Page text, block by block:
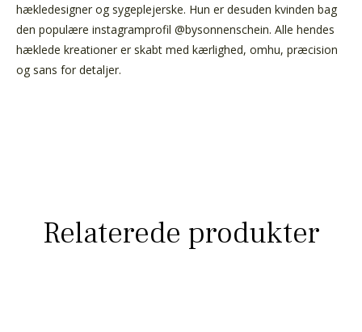
hækledesigner og sygeplejerske. Hun er desuden kvinden bag
den populære instagramprofil @bysonnenschein. Alle hendes
hæklede kreationer er skabt med kærlighed, omhu, præcision
og sans for detaljer.
Relaterede produkter